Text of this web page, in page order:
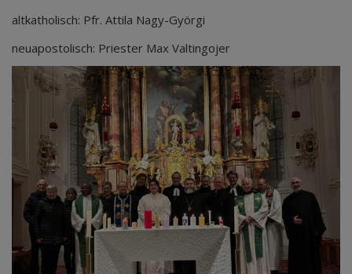
altkatholisch: Pfr. Attila Nagy-Györgi
neuapostolisch: Priester Max Valtingojer